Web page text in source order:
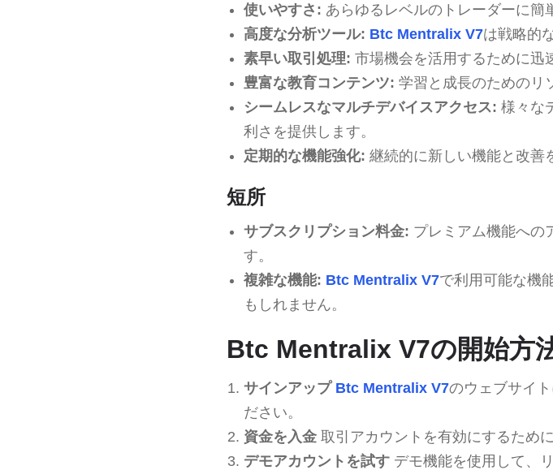
使いやすさ: あらゆるレベルのトレーダーに簡
高度な分析ツール: Btc Mentralix V7は戦略的
素早い取引処理: 市場機会を活用するために迅
豊富な教育コンテンツ: 学習と成長のためのリ
シームレスなマルチデバイスアクセス: 様々な
利さを提供します。
定期的な機能強化: 継続的に新しい機能と改善
短所
サブスクリプション料金: プレミアム機能への
す。
複雑な機能: Btc Mentralix V7で利用可能な機
もしれません。
Btc Mentralix V7の開始方
サインアップ Btc Mentralix V7のウェブサイ
ださい。
資金を入金取引アカウントを有効にするため
デモアカウントを試すデモ機能を使用して、